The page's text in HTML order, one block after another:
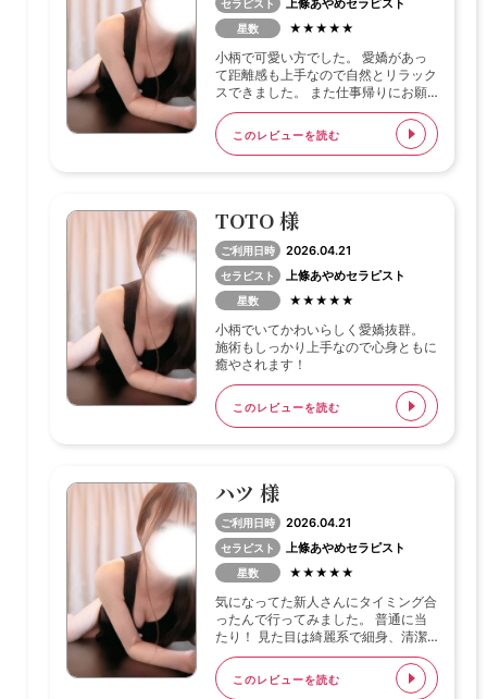
セラピスト 上條あやめセラピスト
星数 ★★★★★
小柄で可愛い方でした。 愛嬌があっ
て距離感も上手なので自然とリラック
スできました。 また仕事帰りにお願
いしたいと思います。
このレビューを読む
TOTO 様
ご利用日時 2026.04.21
セラピスト 上條あやめセラピスト
星数 ★★★★★
小柄でいてかわいらしく愛嬌抜群。
施術もしっかり上手なので心身ともに
癒やされます！
このレビューを読む
ハツ 様
ご利用日時 2026.04.21
セラピスト 上條あやめセラピスト
星数 ★★★★★
気になってた新人さんにタイミング合
ったんで行ってみました。 普通に当
たり！ 見た目は綺麗系で細身、清潔
感もあって良い感じでした。 自分の
タイプだったけど好きな人多いやろな
って感じです。 話すと愛嬌もあっ
このレビューを読む